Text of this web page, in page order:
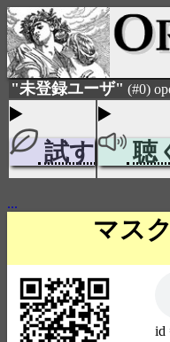
"未登録ユーザ" (#0)
試す 聴
...
マス
id